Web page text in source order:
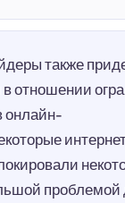
также
в отношении
онлайн-
проблемой